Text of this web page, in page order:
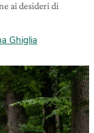
ai desideri di
Ghiglia